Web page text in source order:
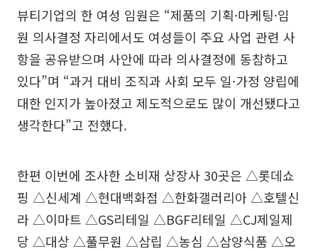
뷰티기업의 한 여성 임원은 “제품의 기획·마케팅·임
원 의사결정 자리에서도 여성들이 주요 사업 관련 사
항을 공유받으며 사안에 따라 의사결정에 동참하고
있다”며 “과거 대비 조직과 사회 모두 일·가정 양립에
대한 인지가 높아졌고 제도적으로도 많이 개선됐다고
생각한다”고 전했다.
한편 이번에 조사한 소비재 상장사 30곳은 △롯데쇼
핑 △신세계 △현대백화점 △한화갤러리아 △호텔신
라 △이마트 △GS리테일 △BGF리테일 △CJ제일제
당 △대상 △풀무원 △삼립 △농심 △삼양식품 △오